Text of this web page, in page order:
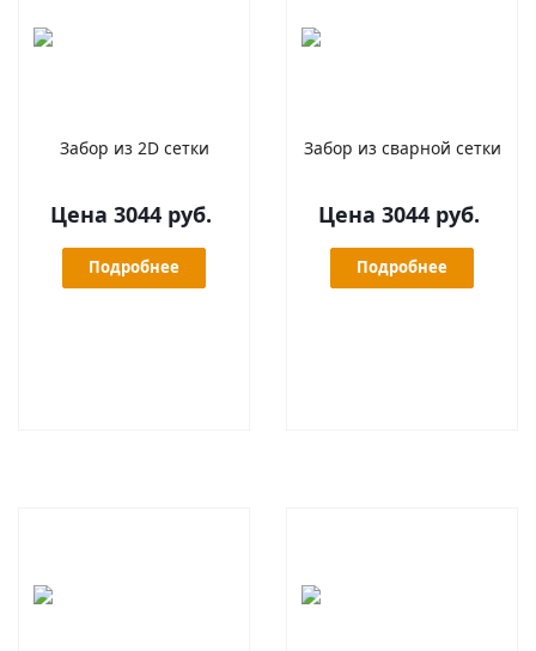
Забор из 2D сетки
Цена 3044 руб.
Подробнее
Забор из сварной сетки
Цена 3044 руб.
Подробнее